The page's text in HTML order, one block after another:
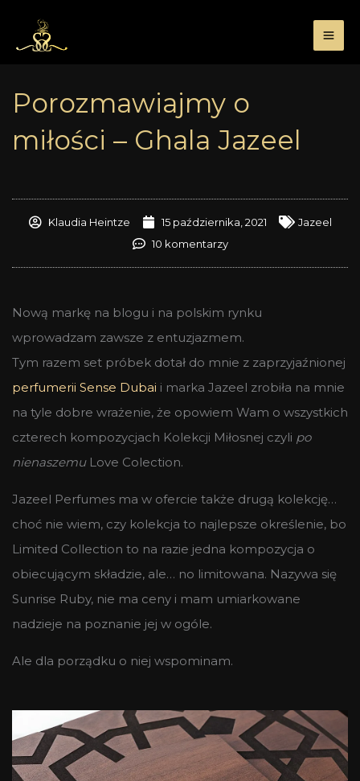
treści
Porozmawiajmy o
miłości – Ghala Jazeel
Klaudia Heintze 15 października, 2021
Jazeel
10 komentarzy
Nową markę na blogu i na polskim rynku
wprowadzam zawsze z entuzjazmem.
Tym razem set próbek dotał do mnie z zaprzyjaźnionej
perfumerii Sense Dubai i marka Jazeel zrobiła na mnie
na tyle dobre wrażenie, że opowiem Wam o wszystkich
czterech kompozycjach Kolekcji Miłosnej czyli po
nienaszemuLove Colection.
Jazeel Perfumes ma w ofercie także drugą kolekcję…
choć nie wiem, czy kolekcja to najlepsze określenie, bo
Limited Collection to na razie jedna kompozycja o
obiecującym składzie, ale… no limitowana. Nazywa się
Sunrise Ruby, nie ma ceny i mam umiarkowane
nadzieje na poznanie jej w ogóle.
Ale dla porządku o niej wspominam.